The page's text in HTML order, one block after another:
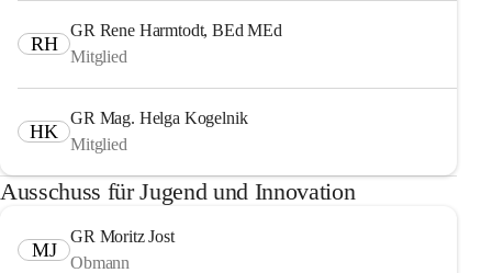
RH
GR Rene Harmtodt, BEd MEd
Mitglied
HK
GR Mag. Helga Kogelnik
Mitglied
Ausschuss für Jugend und Innovation
MJ
GR Moritz Jost
Obmann